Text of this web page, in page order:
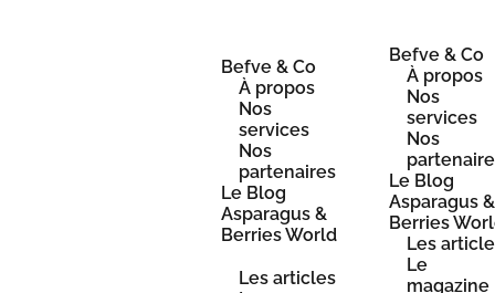
Befve & Co
À propos
Nos
services
Nos
partenaires
Le Blog
Asparagus &
Berries World
Les articles
Befve & Co
À propos
Nos
services
Nos
Le Blog
Asparagus &
Berries
Les
Le
magazine